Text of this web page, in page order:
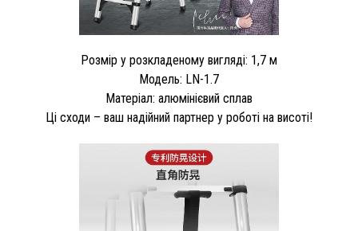
Розмір у розкладеному вигляді: 1,7 м
Модель: LN-1.7
Матеріал: алюмінієвий сплав
Ці сходи – ваш надійний партнер у роботі на висоті!